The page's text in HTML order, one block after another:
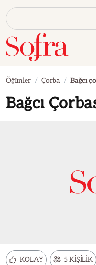
Öğünler Çorba Bağcı
Bağcı
KOLAY 5 KİŞİLİK